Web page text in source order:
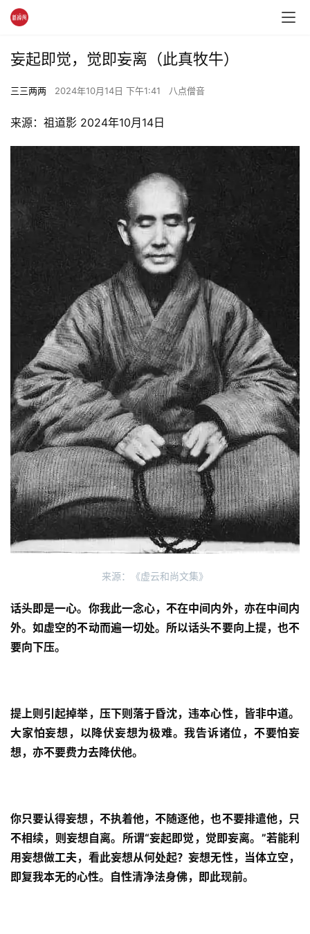
资
讯
妄起即觉，觉即妄离（此真牧牛）
三三两两 2024年10月14日 下午1:41 八点僧音
来源：祖道影 2024年10月14日
来源：《虚云和尚文集》
话头即是一心。你我此一念心，不在中间内外，亦在中间内
外。如虚空的不动而遍一切处。所以话头不要向上提，也不
要向下压。
提上则引起掉举，压下则落于昏沈，违本心性，皆非中道。
大家怕妄想，以降伏妄想为极难。我告诉诸位，不要怕妄
想，亦不要费力去降伏他。
你只要认得妄想，不执着他，不随逐他，也不要排遣他，只
不相续，则妄想自离。所谓“妄起即觉，觉即妄离。”若能利
用妄想做工夫，看此妄想从何处起？妄想无性，当体立空，
即复我本无的心性。自性清净法身佛，即此现前。